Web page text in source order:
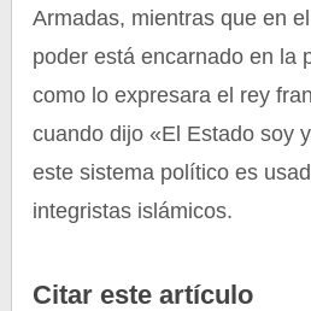
Armadas, mientras que en
poder está encarnado en la
como lo expresara el rey
cuando dijo «El Estado soy
este sistema político es
integristas islámicos.
Citar este artículo